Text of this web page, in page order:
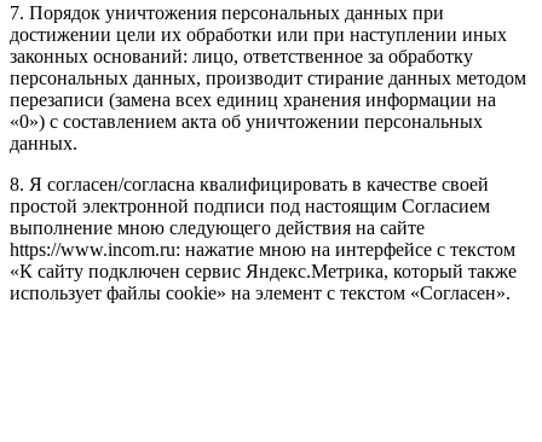
7. Порядок уничтожения персональных данных при
достижении цели их обработки или при наступлении иных
законных оснований: лицо, ответственное за обработку
персональных данных, производит стирание данных методом
перезаписи (замена всех единиц хранения информации на
«0») с составлением акта об уничтожении персональных
данных.
8. Я согласен/согласна квалифицировать в качестве своей
простой электронной подписи под настоящим Согласием
выполнение мною следующего действия на сайте
https://www.incom.ru: нажатие мною на интерфейсе с текстом
«К сайту подключен сервис Яндекс.Метрика, который также
использует файлы cookie» на элемент с текстом «Согласен».